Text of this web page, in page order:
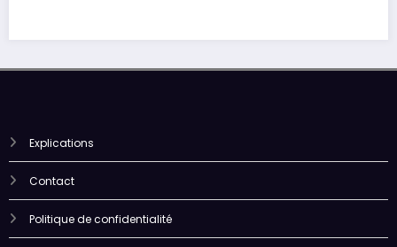
Explications
Contact
Politique de confidentialité